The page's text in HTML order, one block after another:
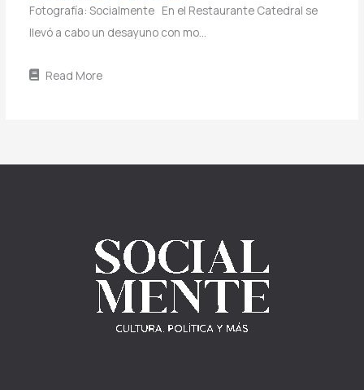
Fotografía: Socialmente En el Restaurante Catedral se
llevó a cabo un desayuno con mo…
Read More